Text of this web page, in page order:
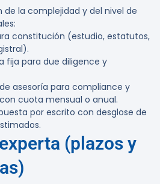
de la complejidad y del nivel de
constitución (estudio, estatutos,
fija para due diligence y
asesoría para compliance y
cuota mensual o anual.
por escrito con desglose de
(plazos y